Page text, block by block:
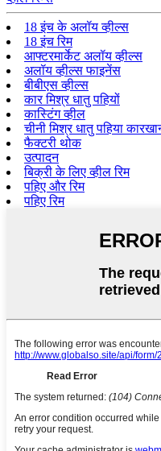
18 इंच के अलॉय व्हील्स
18 इंच रिम
आफ्टरमार्केट अलॉय व्हील्स
अलॉय व्हील्स फाइनेंस
बीबीएस व्हील्स
कार मिश्र धातु पहियों
कास्टिंग व्हील
चीनी मिश्र धातु पहिया
फैक्टरी थोक
उत्पादन
बिक्री के लिए व्हील रिम
पहिए और रिम
पहिए रिम